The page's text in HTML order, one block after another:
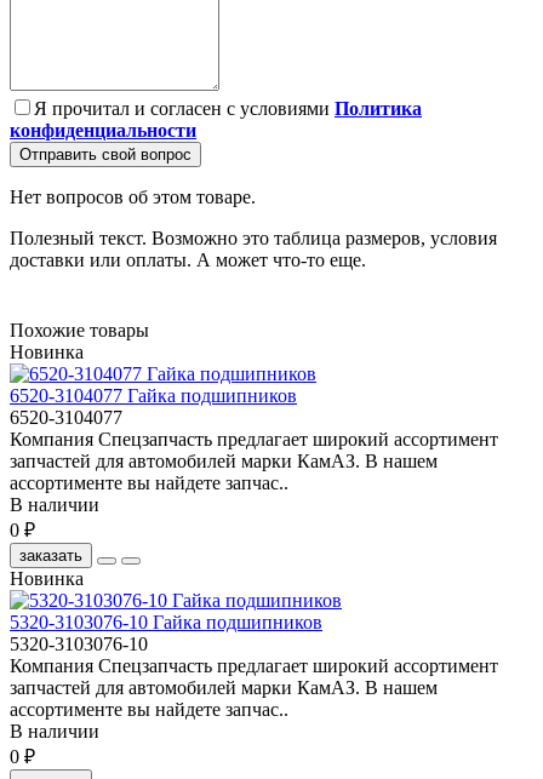
Я прочитал и согласен с условиями Политика
конфиденциальности
Отправить свой вопрос
Нет вопросов об этом товаре.
Полезный текст. Возможно это таблица размеров, условия
доставки или оплаты. А может что-то еще.
Похожие товары
Новинка
6520-3104077 Гайка подшипников
6520-3104077
Компания Спецзапчасть предлагает широкий ассортимент
запчастей для автомобилей марки КамАЗ. В нашем
ассортименте вы найдете запчас..
В наличии
0 ₽
заказать
Новинка
5320-3103076-10 Гайка подшипников
5320-3103076-10
Компания Спецзапчасть предлагает широкий ассортимент
запчастей для автомобилей марки КамАЗ. В нашем
ассортименте вы найдете запчас..
В наличии
0 ₽